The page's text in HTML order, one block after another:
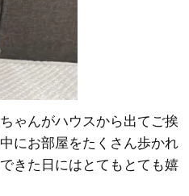
ゃんがハウスから出てご挨
にお部屋をたくさん歩かれ
きた日にはとてもとても嬉